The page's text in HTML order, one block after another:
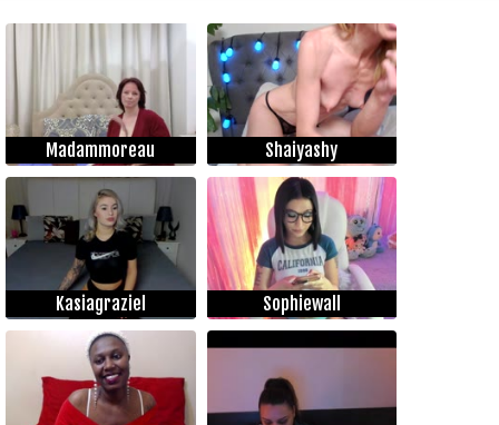
Madammoreau Shaiyashy
Kasiagraziel Sophiewall